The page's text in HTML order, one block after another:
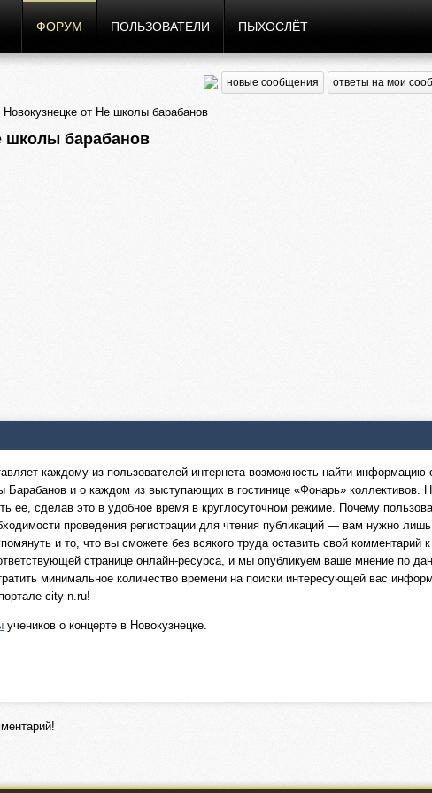
ФОРУМ ПОЛЬЗОВАТЕЛИ ПЫХОСЛЁТ
новые сообщения ответы на мои
от Не школы барабанов
школы барабанов
каждому из пользователей интернета возможность найти
и о каждом из выступающих в гостинице «Фонарь»
ее, сделав это в удобное время в круглосуточном режиме. Почему
проведения регистрации для чтения публикаций — вам нужно
и то, что вы сможете без всякого труда оставить свой
странице онлайн-ресурса, и мы опубликуем ваше мнение по
минимальное количество времени на поиски интересующей вас
city-n.ru!
учеников о концерте в Новокузнецке.